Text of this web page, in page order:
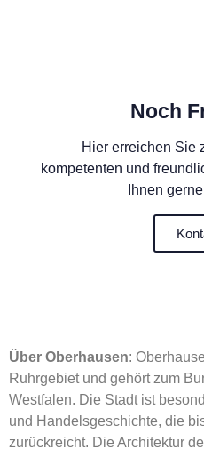
Noch
Hier erreichen Sie
kompetenten und
Ihnen
Über Oberhausen:
Ruhrgebiet und gehört zum
Westfalen. Die Stadt ist
und Handelsgeschichte, die
zurückreicht. Die Architektur